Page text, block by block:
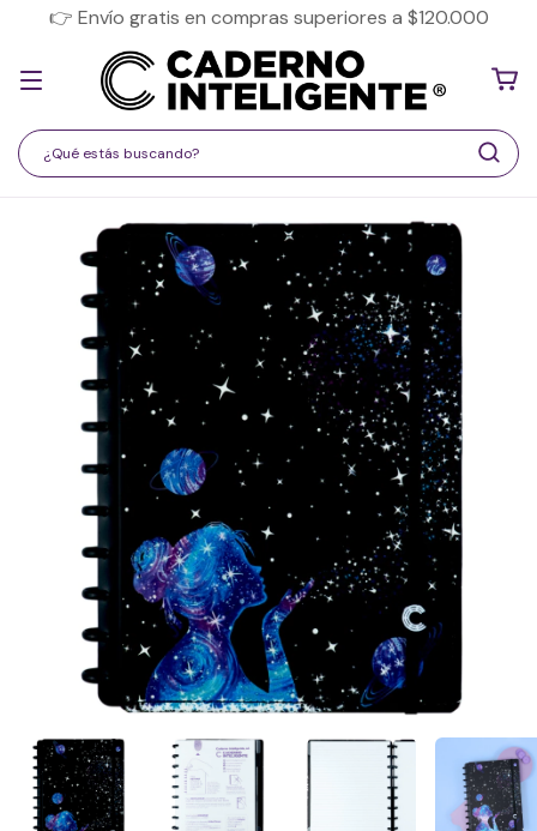
👉 Envío gratis en compras superiores a $120.000